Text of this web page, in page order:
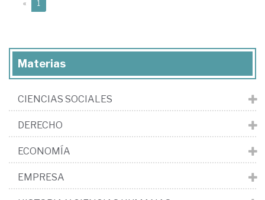
« 1
Materias
CIENCIAS SOCIALES
DERECHO
ECONOMÍA
EMPRESA